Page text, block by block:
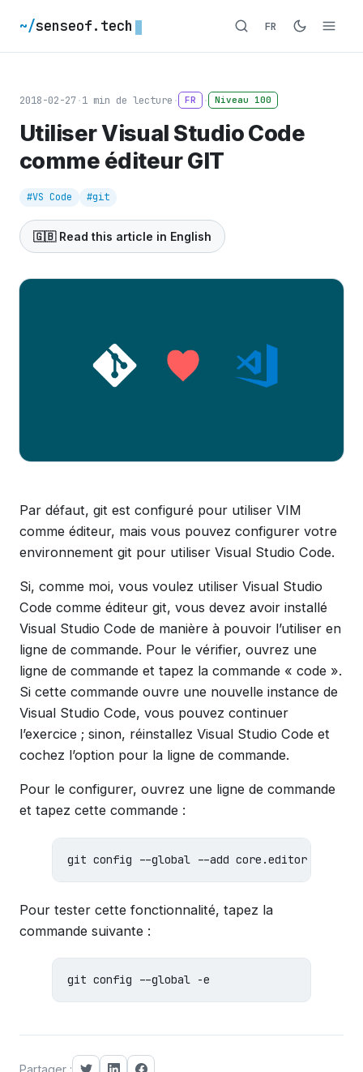
~/senseof.tech FR
2018-02-27·1 min de lecture · FR · Niveau 100
Utiliser Visual Studio Code
comme éditeur GIT
#VS Code #git
🇬🇧 Read this article in English
Par défaut, git est configuré pour utiliser VIM
comme éditeur, mais vous pouvez configurer votre
environnement git pour utiliser Visual Studio Code.
Si, comme moi, vous voulez utiliser Visual Studio
Code comme éditeur git, vous devez avoir installé
Visual Studio Code de manière à pouvoir l’utiliser en
ligne de commande. Pour le vérifier, ouvrez une
ligne de commande et tapez la commande « code ».
Si cette commande ouvre une nouvelle instance de
Visual Studio Code, vous pouvez continuer
l’exercice ; sinon, réinstallez Visual Studio Code et
cochez l’option pour la ligne de commande.
Pour le configurer, ouvrez une ligne de commande
et tapez cette commande :
git config --global --add core .editor
Pour tester cette fonctionnalité, tapez la
commande suivante :
git config --global -e
Partager :